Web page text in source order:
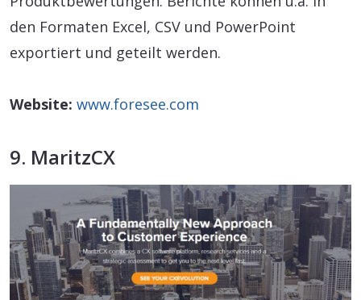
den Formaten Excel, CSV und PowerPoint
exportiert und geteilt werden.
Website: www.foresee.com
9. MaritzCX